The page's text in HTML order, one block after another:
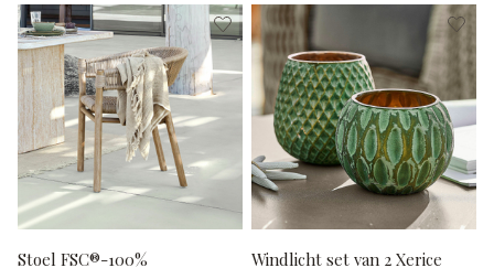
Stoel FSC®-100%
Windlicht set van 2 Xerice